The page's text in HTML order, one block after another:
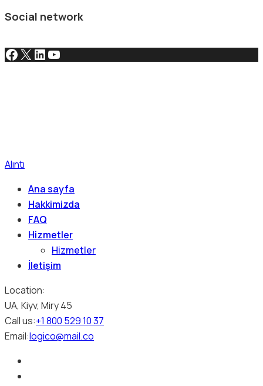
Social network
Facebook
X LinkedIn
YouTube
Alıntı
Ana sayfa
Hakkimizda
FAQ
Hizmetler
Hizmetler
İletişim
Location:
UA, Kiyv, Miry 45
Call us:+1 800 529 10 37
Email:logico@mail.co